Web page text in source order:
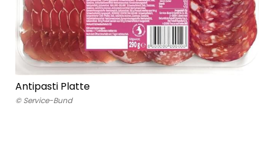
Antipasti Platte
© Service-Bund